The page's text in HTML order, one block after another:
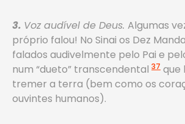
3. Voz audível de Deus. Algumas
próprio falou! No Sinai os Dez
falados audivelmente pelo Pai e
num “dueto” transcendental 37 que
tremer a terra (bem como os
ouvintes humanos).